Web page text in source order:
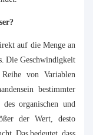
auf die Menge an
Die Geschwindigkeit
von Variablen
bestimmter
organischen und
der Wert, desto